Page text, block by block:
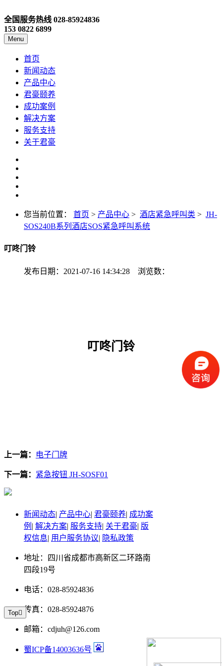
全国服务热线 028-85924836
153 0822 6899
Menu
首页
新闻动态
产品中心
君豪颐养
成功案例
解决方案
服务支持
关于君豪
您当前位置： 首页 > 产品中心 > 酒店紧急呼叫类 > JH-
SOS240B系列酒店SOS紧急呼叫系统
叮咚门铃
发布日期：2021-07-16 14:34:28 浏览数：
叮咚门铃
上一篇： 电子门牌
下一篇： 紧急按钮 JH-SOSF01
新闻动态| 产品中心| 君豪颐养| 成功案
例 | 解决方案| 服务支持| 关于君豪| 版
权信息| 用户服务协议| 隐私政策
地址：四川省成都市高新区二环路南
四段19号
电话：028-85924836
传真：028-85924876
邮箱：cdjuh@126.com
蜀ICP备14003636号
Top